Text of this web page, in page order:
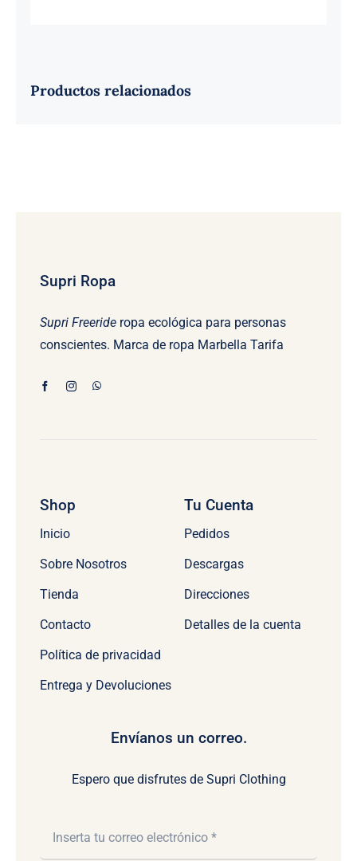
Productos relacionados
Supri Ropa
Supri Freerideropa ecológica para personas
conscientes. Marca de ropa Marbella Tarifa
Shop
Inicio
Sobre Nosotros
Tienda
Contacto
Política de privacidad
Entrega y Devoluciones
Tu Cuenta
Pedidos
Descargas
Direcciones
Detalles de la cuenta
Envíanos un correo.
Espero que disfrutes de Supri Clothing